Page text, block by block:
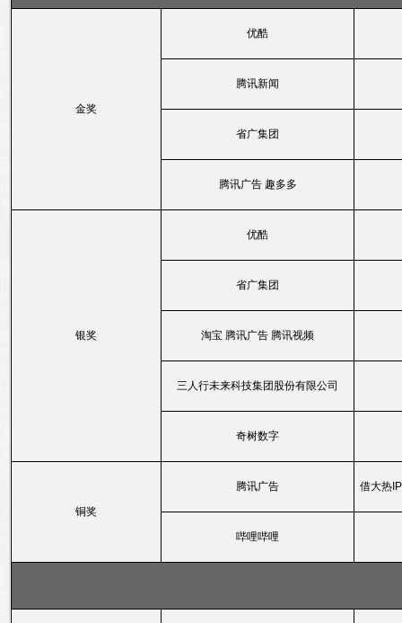
金奖
优酷
腾讯新闻
省广集团
腾讯广告 趣多多
银奖
优酷
省广集团
淘宝 腾讯广告 腾讯视频
三人行未来科技集团股份有限公司
奇树数字
铜奖
腾讯广告 借大热
哔哩哔哩